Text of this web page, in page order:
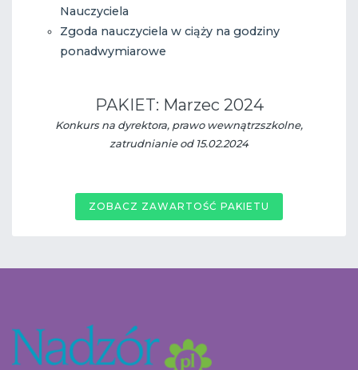
Nauczyciela
Zgoda nauczyciela w ciąży na godziny
ponadwymiarowe
PAKIET: Marzec 2024
Konkurs na dyrektora, prawo wewnątrzszkolne,
zatrudnianie od 15.02.2024
ZOBACZ ZAWARTOŚĆ PAKIETU